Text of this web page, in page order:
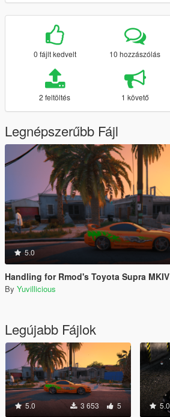
0 fájlt kedvelt 10 hozzászólás
2 feltöltés 1 követő
Legnépszerűbb Fájl
5.0
Handling for Rmod's Toyota Supra MKIV
By Yuvillicious
Legújabb Fájlok
5.0 3 653 5 5.0